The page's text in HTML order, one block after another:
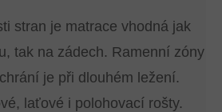
stran je matrace vhodná jak
tak na zádech. Ramenní zóny
je při dlouhém ležení.
laťové i polohovací rošty.